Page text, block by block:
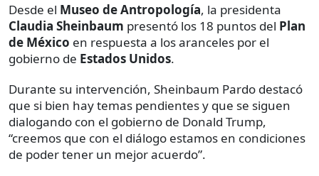
Desde el Museo de Antropología, la presidenta
Claudia Sheinbaum presentó los 18 puntos del Plan
de México en respuesta a los aranceles por el
gobierno de Estados Unidos.
Durante su intervención, Sheinbaum Pardo destacó
que si bien hay temas pendientes y que se siguen
dialogando con el gobierno de Donald Trump,
“creemos que con el diálogo estamos en condiciones
de poder tener un mejor acuerdo”.